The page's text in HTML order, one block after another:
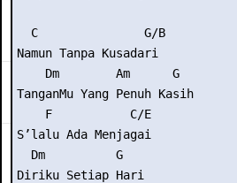
  C               G/B
Namun Tanpa Kusadari
    Dm        Am      G
TanganMu Yang Penuh Kasih
    F           C/E
S’lalu Ada Menjagai
  Dm          G
Diriku Setiap Hari